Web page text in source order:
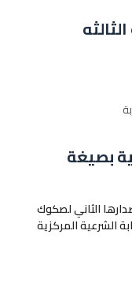
بصيغة
الثاني لصكوك
الشرعية المركزية